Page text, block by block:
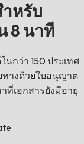
หรับ
8 นาที
กว่า 150 ประเทศ
ทางด้วยใบอนุญาต
ที่เอกสารยังมีอายุ